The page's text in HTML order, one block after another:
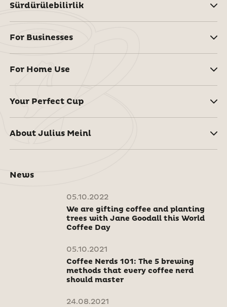
Sürdürülebilirlik
For Businesses
For Home Use
Your Perfect Cup
About Julius Meinl
News
05.10.2022
We are gifting coffee and planting
trees with Jane Goodall this World
Coffee Day
05.10.2021
Coffee Nerds 101: The 5 brewing
methods that every coffee nerd
should master
24.08.2021